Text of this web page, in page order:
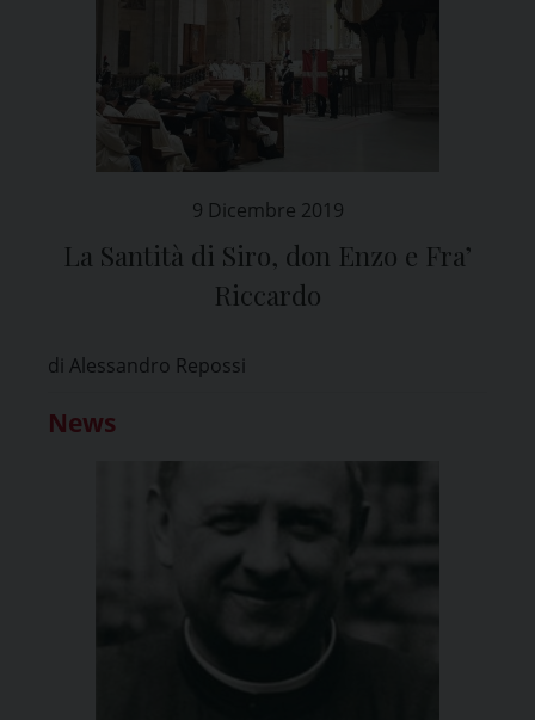
9 Dicembre 2019
La Santità di Siro, don Enzo e Fra’
Riccardo
di Alessandro Repossi
News